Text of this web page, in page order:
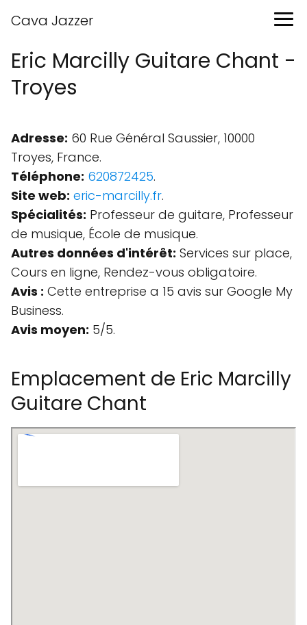
Cava Jazzer
Eric Marcilly Guitare Chant -
Troyes
Adresse: 60 Rue Général Saussier, 10000
Troyes, France.
Téléphone: 620872425.
Site web: eric-marcilly.fr.
Spécialités: Professeur de guitare, Professeur
de musique, École de musique.
Autres données d'intérêt: Services sur place,
Cours en ligne, Rendez-vous obligatoire.
Avis : Cette entreprise a 15 avis sur Google My
Business.
Avis moyen: 5/5.
Emplacement de Eric Marcilly
Guitare Chant